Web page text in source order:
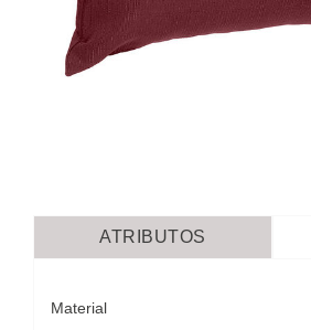
ATRIBUTOS
Material